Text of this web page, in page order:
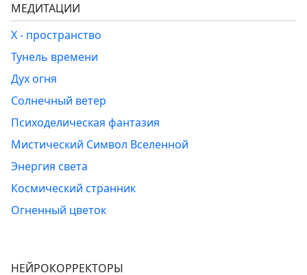
МЕДИТАЦИИ
Х - пространство
Тунель времени
Дух огня
Солнечный ветер
Психоделическая фантазия
Мистический Символ Вселенной
Энергия света
Космический странник
Огненный цветок
НЕЙРОКОРРЕКТОРЫ